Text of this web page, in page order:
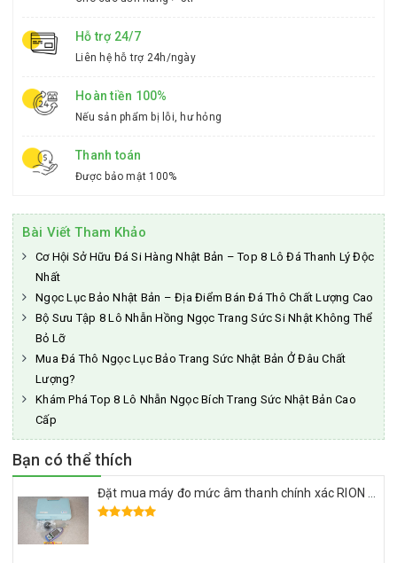
Hỗ trợ 24/7
Liên hệ hỗ trợ 24h/ngày
Hoàn tiền 100%
Nếu sản phẩm bị lỗi, hư hỏng
Thanh toán
Được bảo mật 100%
Bài Viết Tham Khảo
Cơ Hội Sở Hữu Đá Si Hàng Nhật Bản – Top 8 Lô Đá Thanh Lý Độc
Nhất
Ngọc Lục Bảo Nhật Bản – Địa Điểm Bán Đá Thô Chất Lượng Cao
Bộ Sưu Tập 8 Lô Nhẫn Hồng Ngọc Trang Sức Si Nhật Không Thể
Bỏ Lỡ
Mua Đá Thô Ngọc Lục Bảo Trang Sức Nhật Bản Ở Đâu Chất
Lượng?
Khám Phá Top 8 Lô Nhẫn Ngọc Bích Trang Sức Nhật Bản Cao
Cấp
Bạn có thể thích